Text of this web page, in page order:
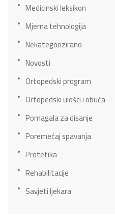
Medicinski leksikon
Mjerna tehnologija
Nekategorizirano
Novosti
Ortopedski program
Ortopedski ulošci i obuća
Pomagala za disanje
Poremećaj spavanja
Protetika
Rehabilitacije
Savjeti ljekara